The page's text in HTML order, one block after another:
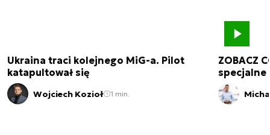
Ukraina traci kolejnego MiG-a. Pilot
katapultował się
Wojciech Kozioł 1 min.
ZOBACZ
specjalne